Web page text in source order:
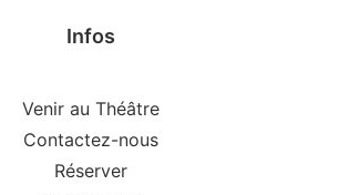
Infos
Venir au Théâtre
Contactez-nous
Réserver